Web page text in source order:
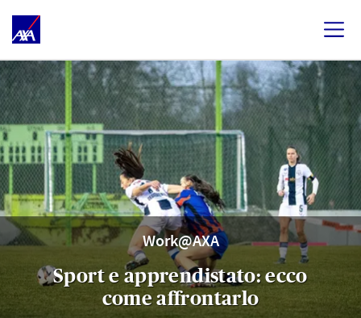
Work@AXA
Sport e apprendistato: ecco
come affrontarlo